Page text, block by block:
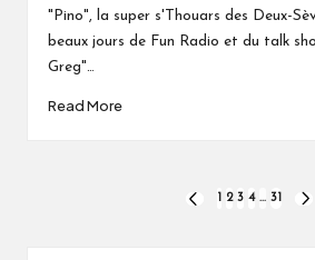
"Pino", la super s'Thouars des Deux-
beaux jours de Fun Radio et du talk
Greg"…
Read More
PREVIOUS
1 2 3 4 … 31